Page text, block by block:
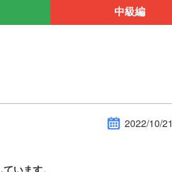
中級編
2022/10/21